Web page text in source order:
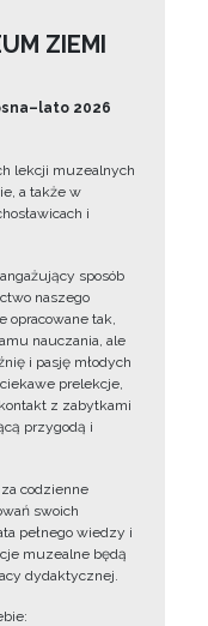
ZIEMI
2026
lekcji muzealnych
a także w
i
sposób
naszego
opracowane tak,
nauczania, ale
i pasję młodych
prelekcje,
z zabytkami
przygodą i
codzienne
swoich
pełnego wiedzy i
muzealne będą
dydaktycznej.